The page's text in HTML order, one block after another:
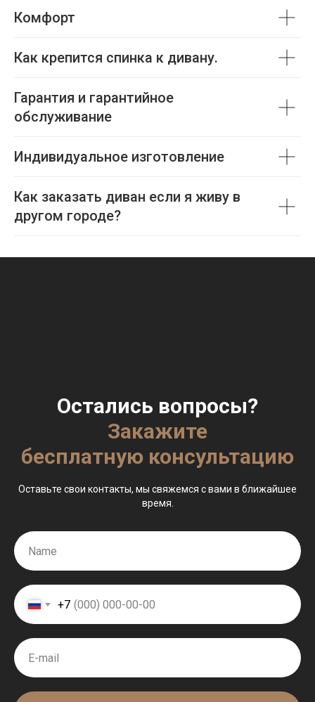
Комфорт
Как крепится спинка к дивану.
Гарантия и гарантийное
обслуживание
Индивидуальное изготовление
Как заказать диван если я живу в
другом городе?
Остались вопросы?
Закажите
бесплатную консультацию
Оставьте свои контакты, мы свяжемся с вами в ближайшее
время.
+7